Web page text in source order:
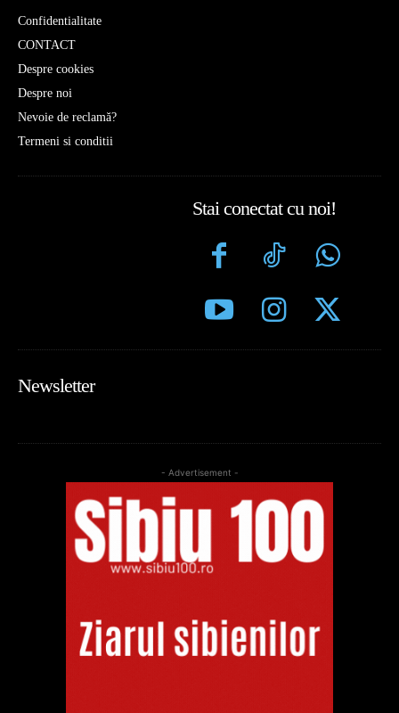
Confidentialitate
CONTACT
Despre cookies
Despre noi
Nevoie de reclamă?
Termeni si conditii
Stai conectat cu noi!
Newsletter
- Advertisement -